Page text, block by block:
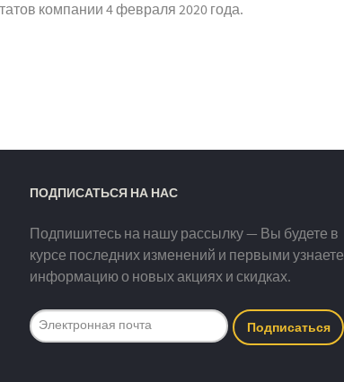
компании 4 февраля 2020 года.
ПОДПИСАТЬСЯ НА НАС
Подпишитесь на нашу рассылку — Вы будете в
курсе последних изменений и первыми узнаете
информацию о новых акциях и скидках.